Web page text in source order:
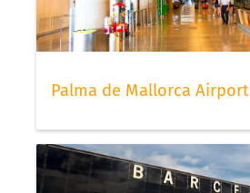
Palma de Mallorca Airport